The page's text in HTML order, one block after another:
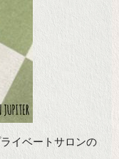
イベートサロンの